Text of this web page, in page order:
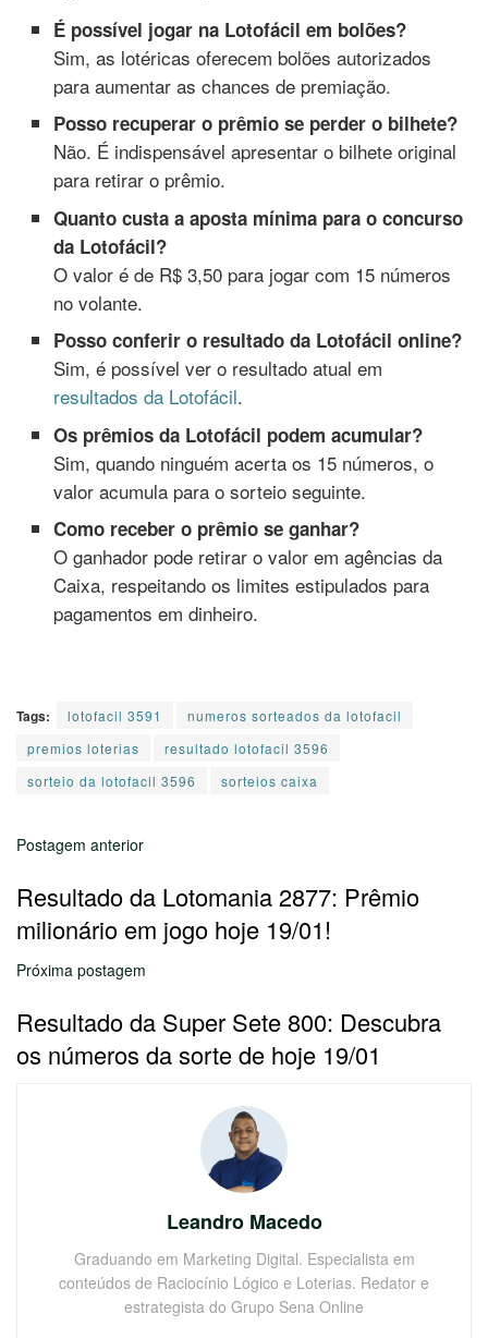
É possível jogar na Lotofácil em bolões?
Sim, as lotéricas oferecem bolões autorizados
para aumentar as chances de premiação.
Posso recuperar o prêmio se perder o bilhete?
Não. É indispensável apresentar o bilhete original
para retirar o prêmio.
Quanto custa a aposta mínima para o concurso
da Lotofácil?
O valor é de R$ 3,50 para jogar com 15 números
no volante.
Posso conferir o resultado da Lotofácil online?
Sim, é possível ver o resultado atual em
resultados da Lotofácil.
Os prêmios da Lotofácil podem acumular?
Sim, quando ninguém acerta os 15 números, o
valor acumula para o sorteio seguinte.
Como receber o prêmio se ganhar?
O ganhador pode retirar o valor em agências da
Caixa, respeitando os limites estipulados para
pagamentos em dinheiro.
Tags: lotofacil 3591
numeros sorteados da lotofacil
premios loterias
resultado lotofacil 3596
sorteio da lotofacil 3596
sorteios caixa
Postagem anterior
Resultado da Lotomania 2877: Prêmio
milionário em jogo hoje 19/01!
Próxima postagem
Resultado da Super Sete 800: Descubra
os números da sorte de hoje 19/01
Leandro Macedo
Graduando em Marketing Digital. Especialista em
conteúdos de Raciocínio Lógico e Loterias. Redator e
estrategista do Grupo Sena Online